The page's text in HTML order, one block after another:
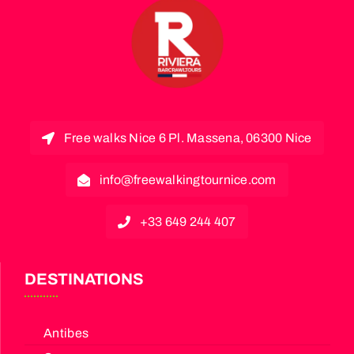
Free walks Nice 6 Pl. Massena, 06300 Nice
info@freewalkingtournice.com
+33 649 244 407
DESTINATIONS
Antibes